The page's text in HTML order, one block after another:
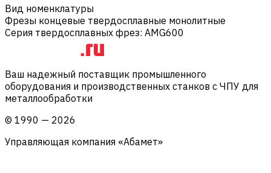
Вид номенклатуры
Фрезы концевые твердосплавные монолитные
Серия твердосплавных фрез: AMG600
Ваш надежный поставщик промышленного
оборудования и производственных станков с ЧПУ для
металлообработки
© 1990 — 2026
Управляющая компания «Абамет»